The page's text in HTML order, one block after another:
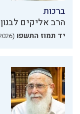
ברכות
הרב אליקים לבנון
יד תמוז התשפו (29.06.2026)